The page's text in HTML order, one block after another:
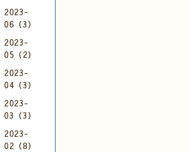
2023-
06（3）
2023-
05（2）
2023-
04（3）
2023-
03（3）
2023-
02（8）